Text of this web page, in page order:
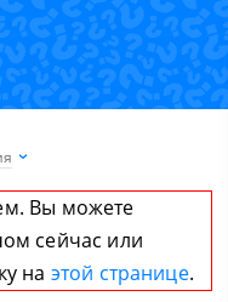
Вы можете
сейчас или
на этой странице.